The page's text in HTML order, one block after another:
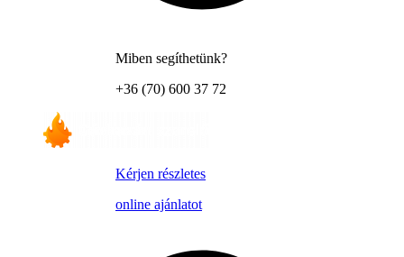
Miben segíthetünk?
+36 (70) 600 37 72
Kérjen részletes
online ajánlatot